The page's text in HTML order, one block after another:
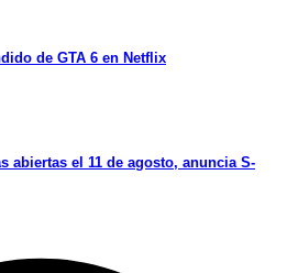
de GTA 6 en Netflix
abiertas el 11 de agosto, anuncia S-